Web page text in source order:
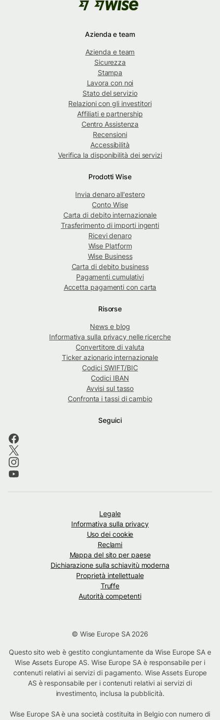
Azienda e team
Azienda e team
Sicurezza
Stampa
Lavora con noi
Stato del servizio
Relazioni con gli investitori
Affiliati e partnership
Centro Assistenza
Recensioni
Accessibilità
Verifica la disponibilità dei servizi
Prodotti Wise
Invia denaro all'estero
Conto Wise
Carta di debito internazionale
Trasferimento di importi ingenti
Ricevi denaro
Wise Platform
Wise Business
Carta di debito business
Pagamenti cumulativi
Accetta pagamenti con carta
Risorse
News e blog
Informativa sulla privacy nelle ricerche
Convertitore di valuta
Ticker azionario internazionale
Codici SWIFT/BIC
Codici IBAN
Avvisi sul tasso
Confronta i tassi di cambio
Seguici
Legale
Informativa sulla privacy
Uso dei cookie
Reclami
Mappa del sito per paese
Dichiarazione sulla schiavitù moderna
Proprietà intellettuale
Truffe
Autorità competenti
© Wise Europe SA 2026
Questo sito web è gestito congiuntamente da Wise Europe SA e
Wise Assets Europe AS. Wise Europe SA è responsabile per i
contenuti relativi ai servizi di pagamento. Wise Assets Europe
AS è responsabile per i contenuti relativi ai servizi di
investimento, inclusa la pubblicità.
Wise Europe SA è una società costituita in Belgio con numero di